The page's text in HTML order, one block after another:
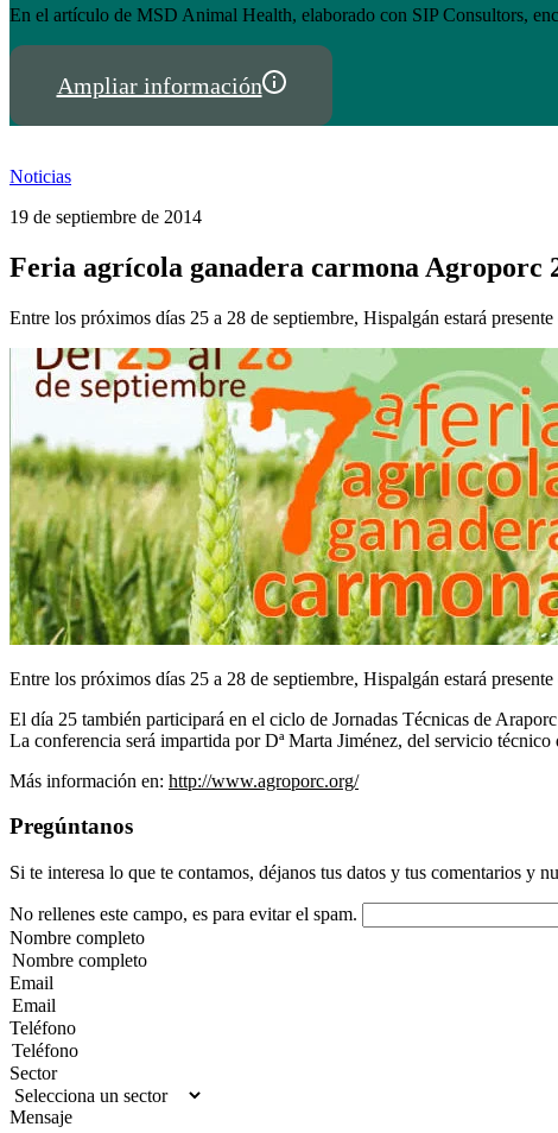
En el artículo de MSD Animal Health, elaborado con SIP Consultors,
Ampliar información
Noticias
19 de septiembre de 2014
Feria agrícola ganadera carmona Agroporc
Entre los próximos días 25 a 28 de septiembre, Hispalgán estará
Entre los próximos días 25 a 28 de septiembre, Hispalgán estará
El día 25 también participará en el ciclo de Jornadas Técnicas de
La conferencia será impartida por Dª Marta Jiménez, del servicio
Más información en: http://www.agroporc.org/
Pregúntanos
Si te interesa lo que te contamos, déjanos tus datos y tus comentarios y
No rellenes este campo, es para evitar el spam.
Nombre completo
Email
Teléfono
Sector
Mensaje